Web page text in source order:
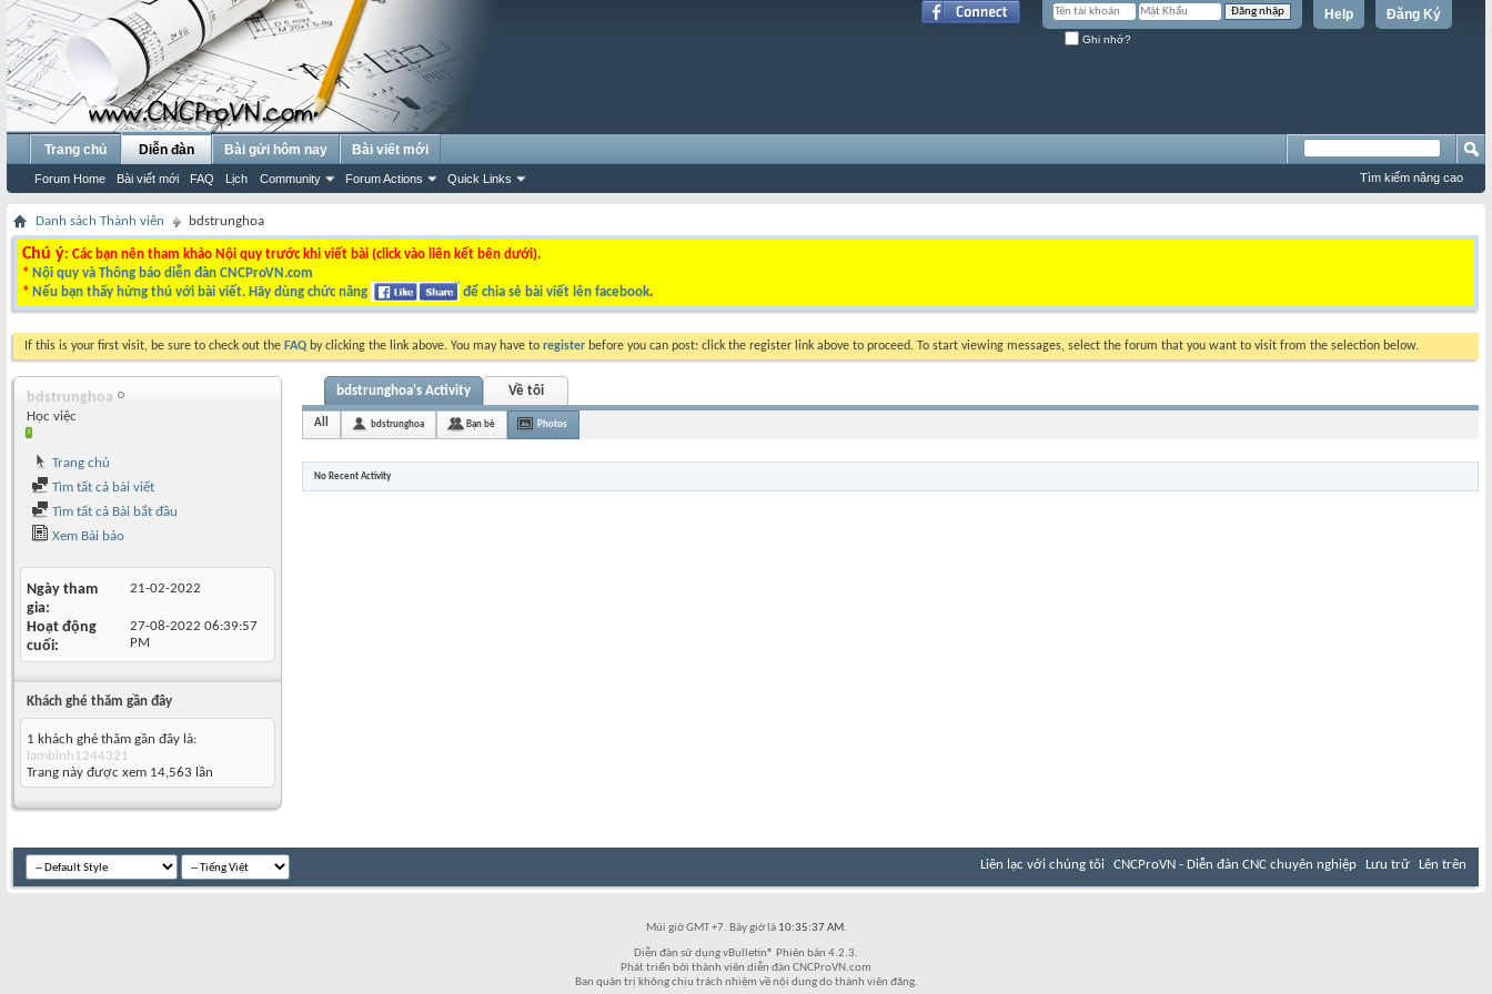
Đăng Ký
Help
Ghi nhớ?
Trang chủ Diễn đàn
Forum Home Bài viết mới FAQ Lịch Community Forum Actions Quick Links
Bài gửi hôm nay Bài viết mới
Tìm kiếm nâng cao
Danh sách Thành viên bdstrunghoa
Chú ý: Các bạn nên tham khảo Nội quy trước khi viết bài (click vào liên kết bên dưới).
* Nội quy và Thông báo diễn đàn CNCProVN.com
* Nếu bạn thấy hứng thú với bài viết. Hãy dùng chức năng để chia sẻ bài viết lên facebook.
If this is your first visit, be sure to check out the FAQ by clicking the link above. You may have to register before you can post: click the register link above to proceed. To start viewing messages, select the forum that you want to visit from the selection below.
bdstrunghoa
Học việc
Trang chủ
Tìm tất cả bài viết
Tìm tất cả Bài bắt đầu
Xem Bài báo
Ngày tham
gia
21-02-2022
Hoạt động
cuối
27-08-2022 06:39:57
PM
Khách ghé thăm gần đây
1 khách ghé thăm gần đây là:
lambinh1244321
Trang này được xem 14,563 lần
bdstrunghoa's Activity Về tôi
All bdstrunghoa Bạn bè Photos
No Recent Activity
Liên lạc với chúng tôi CNCProVN - Diễn đàn CNC chuyên nghiệp Lưu trữ Lên trên
Múi giờ GMT +7. Bây giờ là 10:35:37 AM.
Diễn đàn sử dụng vBulletin® Phiên bản 4.2.3.
Phát triển bởi thành viên diễn đàn CNCProVN.com
Ban quản trị không chịu trách nhiệm về nội dung do thành viên đăng.